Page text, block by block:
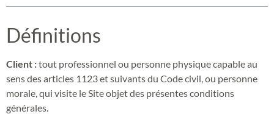
Définitions
Client :tout professionnel ou personne physique capable au
sens des articles 1123 et suivants du Code civil, ou personne
morale, qui visite le Site objet des présentes conditions
générales.